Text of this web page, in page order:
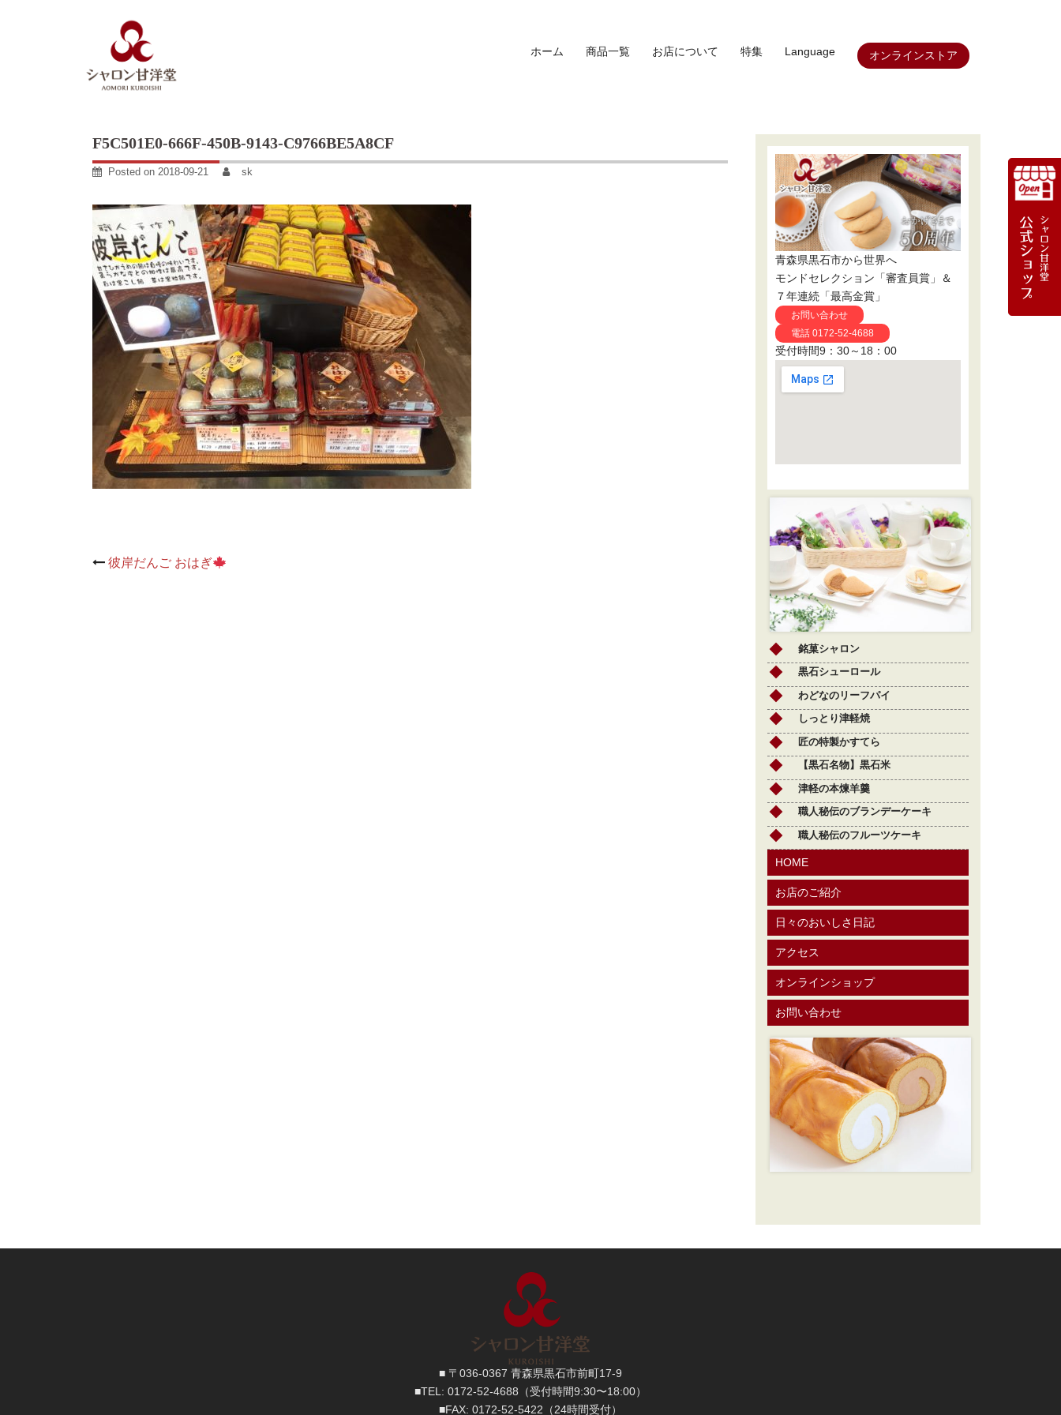
ホーム 商品一覧 お店について 特集 Language オンラインストア
F5C501E0-666F-450B-9143-C9766BE5A8CF
Posted on 2018-09-21 sk
Post
彼岸だんご おはぎ
青森県黒石市から世界へ
モンドセレクション「審査員賞」＆
７年連続「最高金賞」
お問い合わせ
電話 0172-52-4688
受付時間9：30～18：00
銘菓シャロン
黒石シューロール
わどなのリーフパイ
しっとり津軽焼
匠の特製かすてら
【黒石名物】黒石米
津軽の本煉羊羹
職人秘伝のブランデーケーキ
職人秘伝のフルーツケーキ
HOME
お店のご紹介
日々のおいしさ日記
アクセス
オンラインショップ
お問い合わせ
■ 〒036-0367 青森県黒石市前町17-9
■TEL: 0172-52-4688 （受付時間9:30〜18:00）
■FAX: 0172-52-5422 （24時間受付）